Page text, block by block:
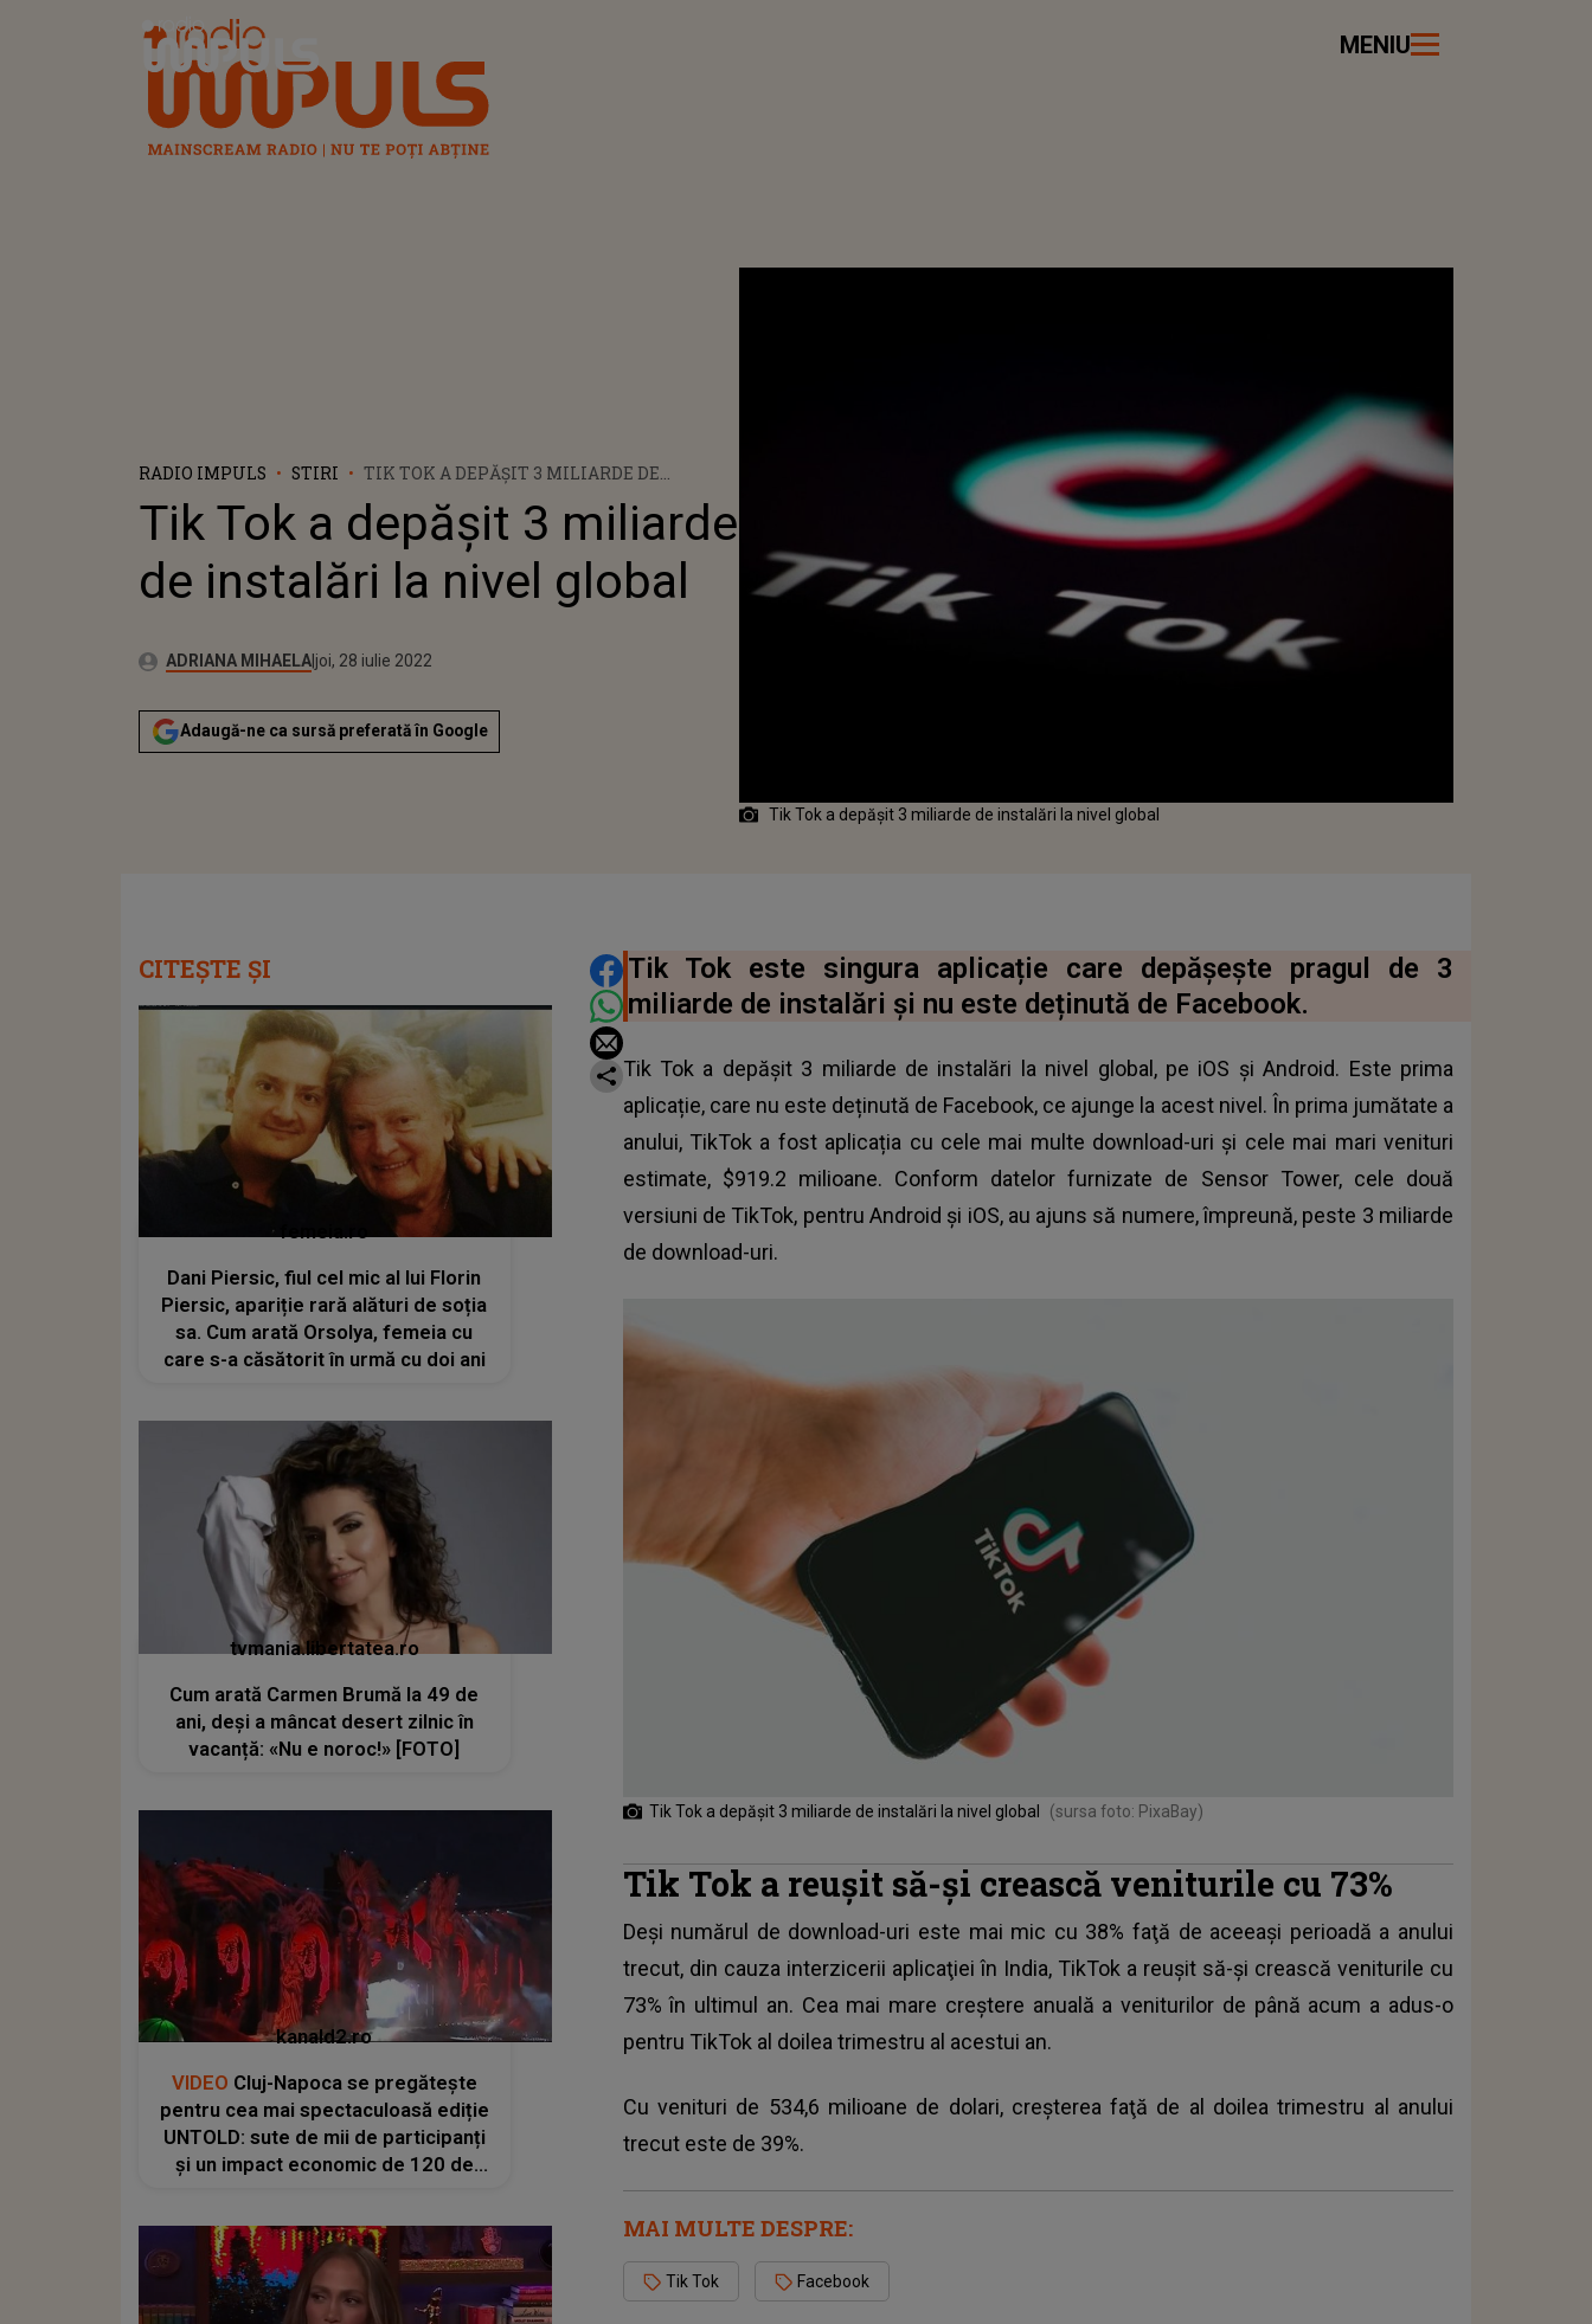
Radio Impuls MENIU
RADIO IMPULS STIRI
TIK TOK A DEPĂȘIT 3 MILIARDE DE
Tik Tok a depășit 3 miliarde
de instalări la nivel global
Autor:ADRIANA MIHAELAPublicat:
luni, 19 iulie 2021
Actualizat:
joi, 28 iulie 2022
Adaugă-ne ca sursă preferată în Google
Tik Tok a depășit 3 miliarde de instalări la nivel global
DISTRIBUIE ARTICOLUL
Tik Tok este singura aplicație care depășește pragul de 3
miliarde de instalări și nu este deținută de Facebook.
Tik Tok a depășit 3 miliarde de instalări la nivel global, pe iOS și Android. Este prima
aplicație, care nu este deținută de Facebook, ce ajunge la acest nivel. În prima jumătate a
anului, TikTok a fost aplicația cu cele mai multe download-uri și cele mai mari venituri
estimate, $919.2 milioane. Conform datelor furnizate de Sensor Tower, cele două
versiuni de TikTok, pentru Android şi iOS, au ajuns să numere, împreună, peste 3 miliarde
de download-uri.
Tik Tok a depășit 3 miliarde de instalări la nivel global (sursa foto: PixaBay)
Tik Tok a reușit să-și crească veniturile cu 73%
Deși numărul de download-uri este mai mic cu 38% faţă de aceeaşi perioadă a anului
trecut, din cauza interzicerii aplicaţiei în India, TikTok a reuşit să-şi crească veniturile cu
73% în ultimul an. Cea mai mare creştere anuală a veniturilor de până acum a adus-o
pentru TikTok al doilea trimestru al acestui an.
Cu venituri de 534,6 milioane de dolari, creşterea faţă de al doilea trimestru al anului
trecut este de 39%.
MAI MULTE DESPRE:
Tik Tok Facebook
CITEȘTE ȘI
femeia.ro
Dani Piersic, fiul cel mic al lui Florin
Piersic, apariție rară alături de soția
sa. Cum arată Orsolya, femeia cu
care s-a căsătorit în urmă cu doi ani
tvmania.libertatea.ro
Cum arată Carmen Brumă la 49 de
ani, deși a mâncat desert zilnic în
vacanță: «Nu e noroc!» [FOTO]
kanald2.ro
VIDEO Cluj-Napoca se pregătește
pentru cea mai spectaculoasă ediție
UNTOLD: sute de mii de participanți
și un impact economic de 120 de